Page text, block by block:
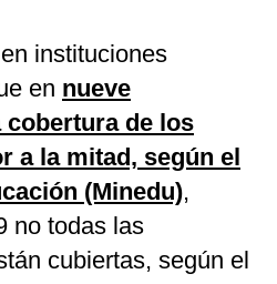
instituciones
en nueve
cobertura de los
a la mitad, según el
(Minedu),
no todas las
cubiertas, según el